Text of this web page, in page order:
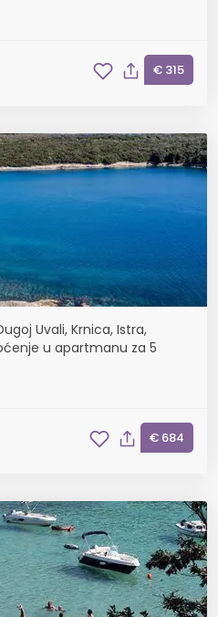
€ 315
Uvali, Krnica, Istra,
u apartmanu za 5
€ 684